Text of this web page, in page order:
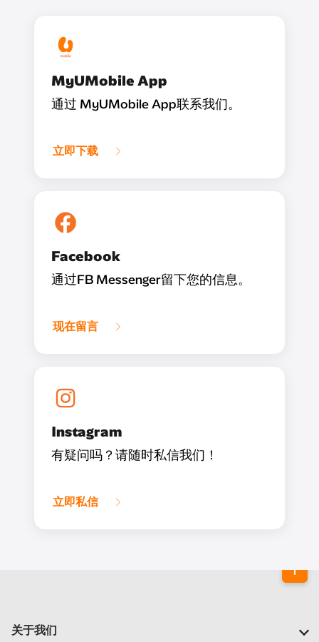
MyUMobile App
通过 MyUMobile App联系我们。
立即下载
Facebook
通过FB Messenger留下您的信息。
现在留言
Instagram
有疑问吗？请随时私信我们！
立即私信
关于我们